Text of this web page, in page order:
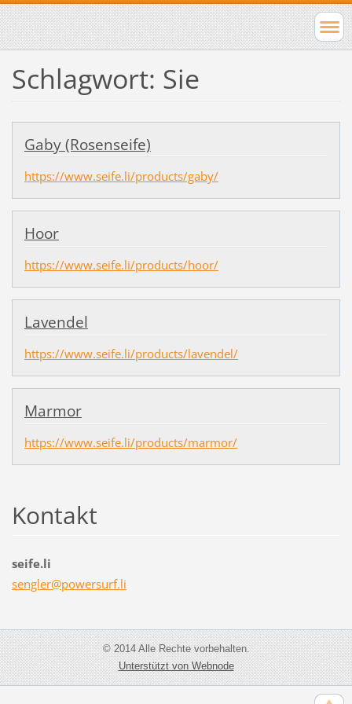
Schlagwort: Sie
Gaby (Rosenseife)
https://www.seife.li/products/gaby/
Hoor
https://www.seife.li/products/hoor/
Lavendel
https://www.seife.li/products/lavendel/
Marmor
https://www.seife.li/products/marmor/
Kontakt
seife.li
sengler@powersurf.li
© 2014 Alle Rechte vorbehalten.
Unterstützt von Webnode